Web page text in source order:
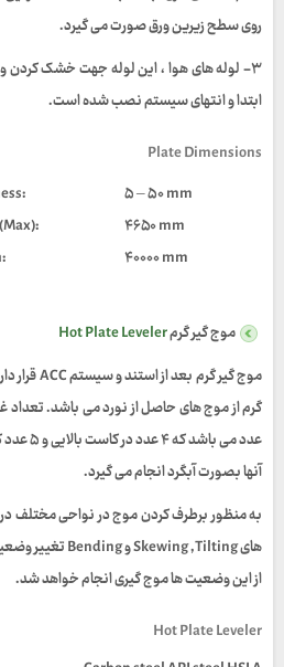
روی سطح زیرین ورق صورت می گیرد.
۳- لوله های هوا ، این لوله جهت خشک کردن
ابتدا و انتهای سیستم نصب شده است.
Plate Dimensions
۵ – ۵۰ mm
:Thickness
۴۶۵۰ mm
۴۰۰۰۰ mm
:Length
موج گیر گرمHot Plate Leveler
موج گیر گرم بعد از استند و سیستمACCقرار
گرم از موج های حاصل از نورد می باشد.
عدد می باشد که۴عدد در کاست بالایی و۵عدد
آنها بصورت آبگرد انجام می گیرد.
به منظور برطرف کردن موج در نواحی مختلف
هایSkewing ,TiltingوBendingتغییر
از این وضعیت ها موج گیری انجام خواهد شد.
Hot Plate Leveler